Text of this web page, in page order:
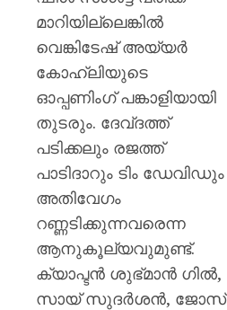
മാറിയില്ലെങ്കിൽ
വെങ്കിടേഷ് അയ്യർ
കോഹ്ലിയുടെ
ഓപ്പണിംഗ് പങ്കാളിയായി
തുടരും. ദേവ്ദത്ത്
പടിക്കലും രജത്ത്
പാടിദാറും ടിം ഡേവിഡും
അതിവേഗം
റണ്ണടിക്കുന്നവരെന്ന
ആനുകൂല്യവുമുണ്ട്.
ക്യാപ്ടൻ ശുഭ്മാൻ ഗിൽ,
സായ് സുദർശൻ, ജോസ്